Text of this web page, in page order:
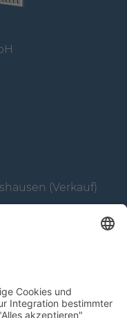
(Verkauf)